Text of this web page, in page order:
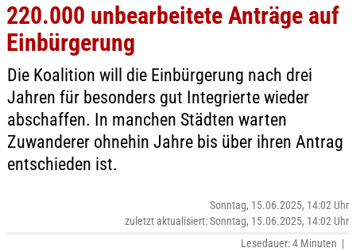
220.000 unbearbeitete Anträge auf
Einbürgerung
Die Koalition will die Einbürgerung nach drei
Jahren für besonders gut Integrierte wieder
abschaffen. In manchen Städten warten
Zuwanderer ohnehin Jahre bis über ihren Antrag
entschieden ist.
Sonntag, 15.06.2025, 14:02 Uhr
zuletzt aktualisiert: Sonntag, 15.06.2025, 14:02 Uhr
Lesedauer: 4 Minuten |